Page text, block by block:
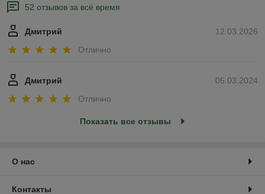
52 отзывов за всё время
12.03.2026
Дмитрий
Отлично
05.03.2024
Дмитрий
Отлично
Показать все отзывы
О нас
Контакты